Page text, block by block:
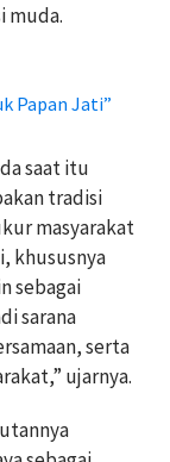
muda.
Papan Jati”
saat itu
tradisi
masyarakat
khususnya
sebagai
sarana
serta
ujarnya.